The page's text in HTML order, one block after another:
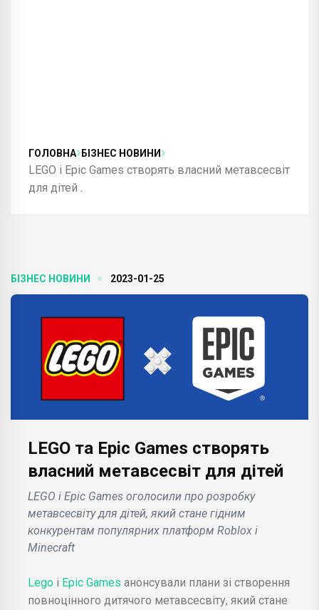
ГОЛОВНА БІЗНЕС НОВИНИ
LEGO і Epic Games створять власний метавсесвіт
для дітей .
БІЗНЕС НОВИНИ 2023-01-25
LEGO та Epic Games створять
власний метавсесвіт для дітей
LEGO і Epic Games оголосили про розробку
метавсесвіту для дітей, який стане гідним
конкурентам популярних платформ Roblox і
Minecraft
Lego і Epic Games анонсували плани зі створення
повноцінного дитячого метавсесвіту, який стане